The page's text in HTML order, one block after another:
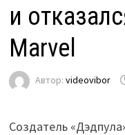
и
Marvel
Автор: videovibor
Создатель